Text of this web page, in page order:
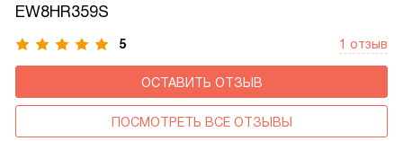
EW8HR359S
5 1 отзыв
ОСТАВИТЬ ОТЗЫВ
ПОСМОТРЕТЬ ВСЕ ОТЗЫВЫ